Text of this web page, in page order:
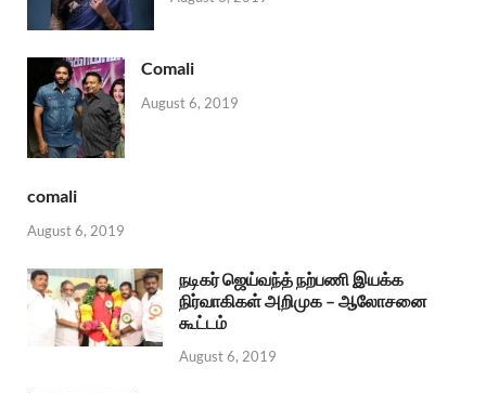
Comali
August 6, 2019
comali
August 6, 2019
நடிகர் ஜெய்வந்த் நற்பணி இயக்க
நிர்வாகிகள் அறிமுக – ஆலோசனை
கூட்டம்
August 6, 2019